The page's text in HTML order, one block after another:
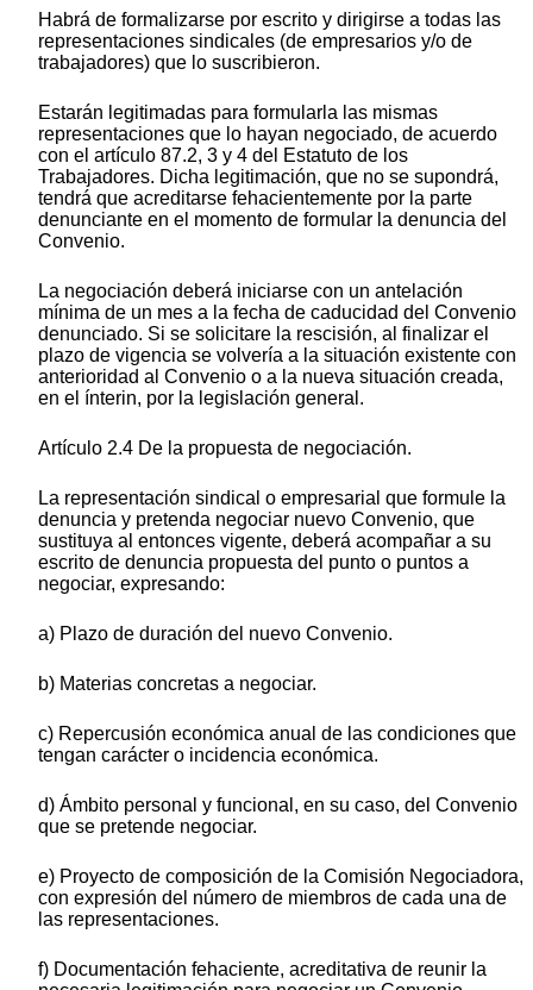
Habrá de formalizarse por escrito y dirigirse a todas las
representaciones sindicales (de empresarios y/o de
trabajadores) que lo suscribieron.
Estarán legitimadas para formularla las mismas
representaciones que lo hayan negociado, de acuerdo
con el artículo 87.2, 3 y 4 del Estatuto de los
Trabajadores. Dicha legitimación, que no se supondrá,
tendrá que acreditarse fehacientemente por la parte
denunciante en el momento de formular la denuncia del
Convenio.
La negociación deberá iniciarse con un antelación
mínima de un mes a la fecha de caducidad del Convenio
denunciado. Si se solicitare la rescisión, al finalizar el
plazo de vigencia se volvería a la situación existente con
anterioridad al Convenio o a la nueva situación creada,
en el ínterin, por la legislación general.
Artículo 2.4 De la propuesta de negociación.
La representación sindical o empresarial que formule la
denuncia y pretenda negociar nuevo Convenio, que
sustituya al entonces vigente, deberá acompañar a su
escrito de denuncia propuesta del punto o puntos a
negociar, expresando:
a) Plazo de duración del nuevo Convenio.
b) Materias concretas a negociar.
c) Repercusión económica anual de las condiciones que
tengan carácter o incidencia económica.
d) Ámbito personal y funcional, en su caso, del Convenio
que se pretende negociar.
e) Proyecto de composición de la Comisión Negociadora,
con expresión del número de miembros de cada una de
las representaciones.
f) Documentación fehaciente, acreditativa de reunir la